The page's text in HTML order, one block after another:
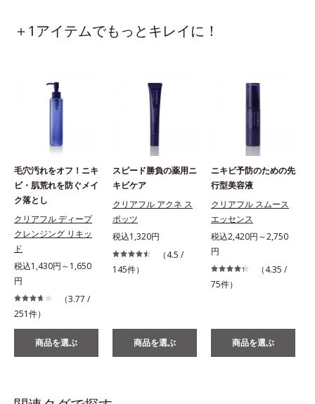
＋1アイテムでもっとキレイに！
毛穴汚れをオフ！ニキ
ビ・肌荒れを防ぐメイ
ク落とし
クリアフル ディープ
クレンジング リキッ
ド
税込1,430円～1,650
円
（3.77 /
251件）
商品を選ぶ
スピード勝負の薬用ニ
キビケア
クリアフル アクネ ス
ポッツ
税込1,320円
（4.5 /
145件）
商品を選ぶ
ニキビ予防のための先
行型美容液
クリアフル スムース
エッセンス
税込2,420円～2,750
円
（4.35 /
75件）
商品を選ぶ